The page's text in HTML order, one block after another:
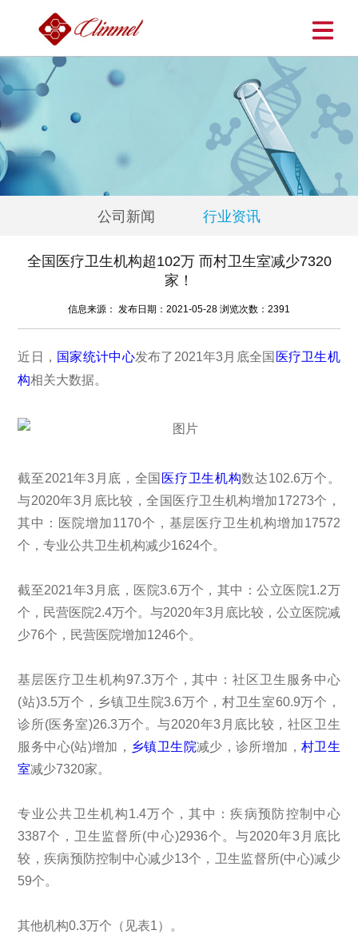
公司新闻 行业资讯
全国医疗卫生机构超102万 而村卫生室减少7320
家！
信息来源： 发布日期：2021-05-28 浏览次数：2391
近日， 国家统计中心发布了2021年3月底全国 医疗卫生机
构相关大数据。
截至2021年3月底，全国 医疗卫生机构数达102.6万个。
与2020年3月底比较，全国医疗卫生机构增加17273个，
其中：医院增加1170个，基层医疗卫生机构增加17572
个，专业公共卫生机构减少1624个。
截至2021年3月底，医院3.6万个，其中：公立医院1.2万
个，民营医院2.4万个。与2020年3月底比较，公立医院减
少76个，民营医院增加1246个。
基层医疗卫生机构97.3万个，其中：社区卫生服务中心
(站)3.5万个，乡镇卫生院3.6万个，村卫生室60.9万个，
诊所(医务室)26.3万个。与2020年3月底比较，社区卫生
服务中心(站)增加， 乡镇卫生院减少，诊所增加， 村卫生
室减少7320家。
专业公共卫生机构1.4万个，其中：疾病预防控制中心
3387个，卫生监督所(中心)2936个。与2020年3月底比
较，疾病预防控制中心减少13个，卫生监督所(中心)减少
59个。
其他机构0.3万个（见表1）。